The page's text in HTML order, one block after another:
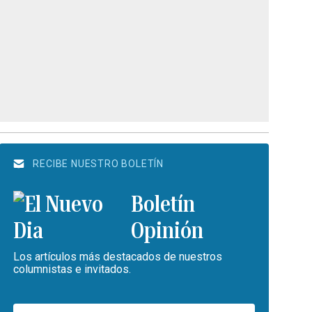
RECIBE NUESTRO BOLETÍN
Boletín
Opinión
Los artículos más destacados de nuestros
columnistas e invitados.